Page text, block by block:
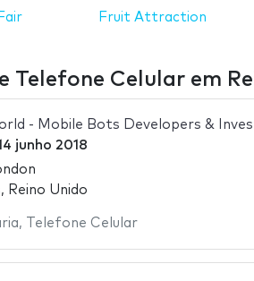
Fruit Attraction
Telefone Celular em
- Mobile Bots Developers &
junho 2018
Reino Unido
, Telefone Celular